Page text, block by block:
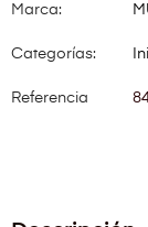
Marca:
Categorías:
Referencia